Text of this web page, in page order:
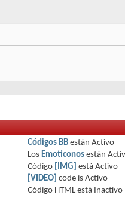
Códigos BB están Activo
Los Emoticonos están
Código [IMG] está Activo
[VIDEO] code is Activo
Código HTML está Inactivo